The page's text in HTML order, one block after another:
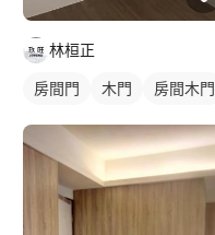
林桓正
房間門 木門 房間木門